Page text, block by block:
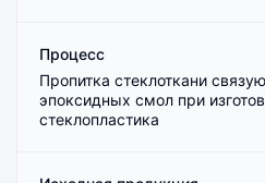
Процесс
Пропитка стеклоткани
эпоксидных смол при
стеклопластика